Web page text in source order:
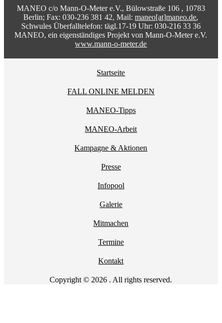
MANEO c/o Mann-O-Meter e.V., Bülowstraße 106 , 10783
Berlin; Fax: 030-236 381 42, Mail:maneo[at]maneo.de,
Schwules Überfalltelefon: tägl.17-19 Uhr: 030-216 33 36
MANEO, ein eigenständiges Projekt von Mann-O-Meter e.V.
www.mann-o-meter.de
Startseite
FALL ONLINE MELDEN
MANEO-Tipps
MANEO-Arbeit
Kampagne & Aktionen
Presse
Infopool
Galerie
Mitmachen
Termine
Kontakt
Copyright © 2026 . All rights reserved.